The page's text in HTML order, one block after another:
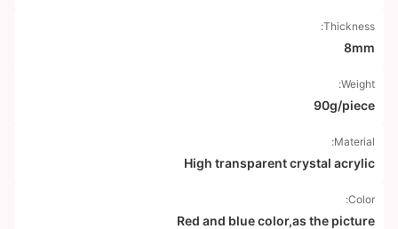
Thickness:
8mm
Weight:
90g/piece
Material:
High transparent crystal acrylic
Color:
Red and blue color,as the picture